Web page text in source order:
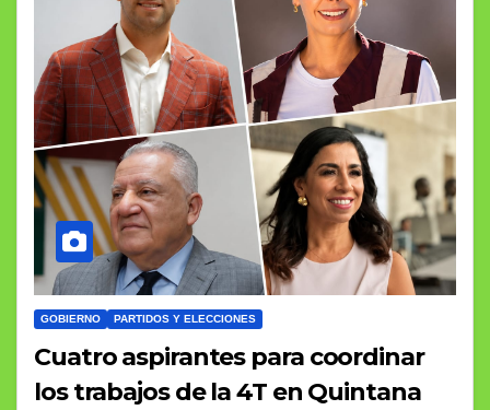
GOBIERNO PARTIDOS Y ELECCIONES
Cuatro aspirantes para coordinar
los trabajos de la 4T en Quintana